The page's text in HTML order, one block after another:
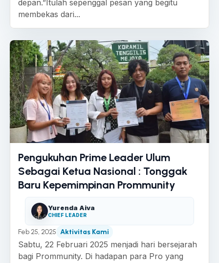
depan.”Itulah sepenggal pesan yang begitu
membekas dari...
Pengukuhan Prime Leader Ulum
Sebagai Ketua Nasional : Tonggak
Baru Kepemimpinan Prommunity
Yurenda Aiva
CHIEF LEADER
Feb 25, 2025 Aktivitas Kami
Sabtu, 22 Februari 2025 menjadi hari bersejarah
bagi Prommunity. Di hadapan para Pro yang